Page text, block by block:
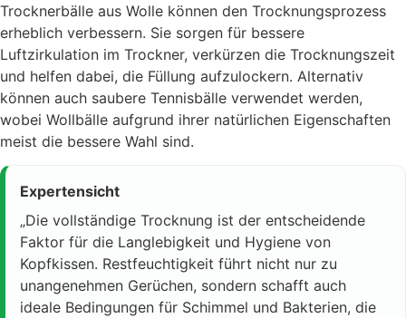
Trocknerbälle aus Wolle können den Trocknungsprozess
erheblich verbessern. Sie sorgen für bessere
Luftzirkulation im Trockner, verkürzen die Trocknungszeit
und helfen dabei, die Füllung aufzulockern. Alternativ
können auch saubere Tennisbälle verwendet werden,
wobei Wollbälle aufgrund ihrer natürlichen Eigenschaften
meist die bessere Wahl sind.
Expertensicht
„Die vollständige Trocknung ist der entscheidende
Faktor für die Langlebigkeit und Hygiene von
Kopfkissen. Restfeuchtigkeit führt nicht nur zu
unangenehmen Gerüchen, sondern schafft auch
ideale Bedingungen für Schimmel und Bakterien, die